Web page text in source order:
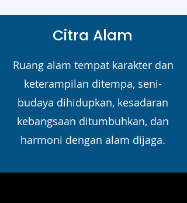
Citra Alam
Ruang alam tempat karakter dan
keterampilan ditempa, seni-
budaya dihidupkan, kesadaran
kebangsaan ditumbuhkan, dan
harmoni dengan alam dijaga.